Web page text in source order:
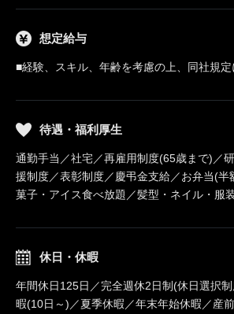
想定給与
■経験、スキル、年齢を考慮の上、同社規
待遇・福利厚生
通勤手当／社宅／再雇用制度(65歳まで)／
援制度／表彰制度／慶弔金支給／お弁当(半
菓子・アイス食べ放題／髪型・ネイル・服
休日・休暇
年間休日125日／完全週休2日制(休日選択
暇(10日～)／夏季休暇／年末年始休暇／産